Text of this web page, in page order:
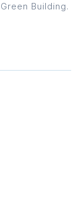
Building.